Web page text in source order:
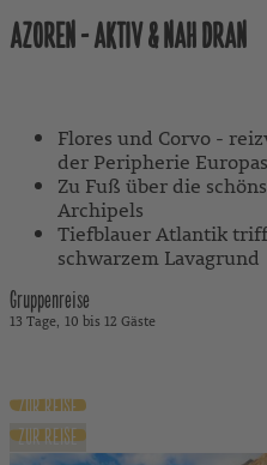
AZOREN - AKTIV & NAH DRAN
Flores und Corvo -
der Peripherie Europas
Zu Fuß über die
Archipels
Tiefblauer Atlantik
schwarzem Lavagrund
Gruppenreise
13 Tage 10 bis 12 Gäste
ZUR REISE
ZUR REISE